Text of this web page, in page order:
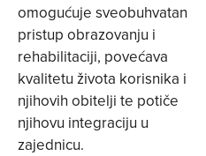
omogućuje sveobuhvatan
pristup obrazovanju i
rehabilitaciji, povećava
kvalitetu života korisnika i
njihovih obitelji te potiče
njihovu integraciju u
zajednicu.